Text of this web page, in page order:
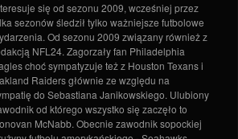
się od sezonu 2009, wcześniej przez
sezonów śledził tylko ważniejsze futbolowe
Od sezonu 2009 związany również z
NFL24. Zagorzały fan Philadelphia
choć sympatyzuje też z Houston Texans i
Raiders głównie ze względu na
do Sebastiana Janikowskiego. Ulubiony
od którego wszystko się zaczęło to
McNabb. Obecnie zawodnik sopockiej